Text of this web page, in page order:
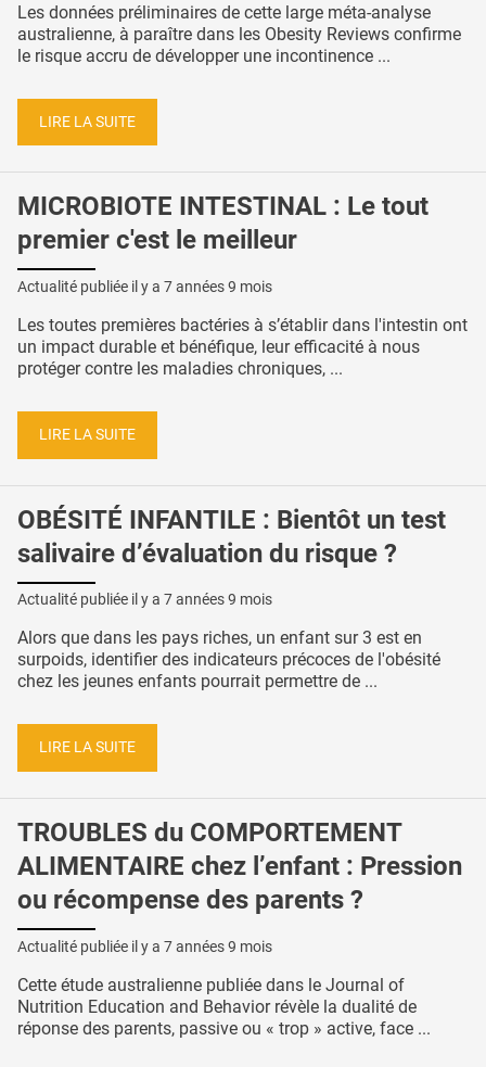
Les données préliminaires de cette large méta-analyse
australienne, à paraître dans les Obesity Reviews confirme
le risque accru de développer une incontinence ...
LIRE LA SUITE
MICROBIOTE INTESTINAL : Le tout
premier c'est le meilleur
Actualité publiée il y a 7 années 9 mois
Les toutes premières bactéries à s’établir dans l'intestin ont
un impact durable et bénéfique, leur efficacité à nous
protéger contre les maladies chroniques, ...
LIRE LA SUITE
OBÉSITÉ INFANTILE : Bientôt un test
salivaire d’évaluation du risque ?
Actualité publiée il y a 7 années 9 mois
Alors que dans les pays riches, un enfant sur 3 est en
surpoids, identifier des indicateurs précoces de l'obésité
chez les jeunes enfants pourrait permettre de ...
LIRE LA SUITE
TROUBLES du COMPORTEMENT
ALIMENTAIRE chez l’enfant : Pression
ou récompense des parents ?
Actualité publiée il y a 7 années 9 mois
Cette étude australienne publiée dans le Journal of
Nutrition Education and Behavior révèle la dualité de
réponse des parents, passive ou « trop » active, face ...